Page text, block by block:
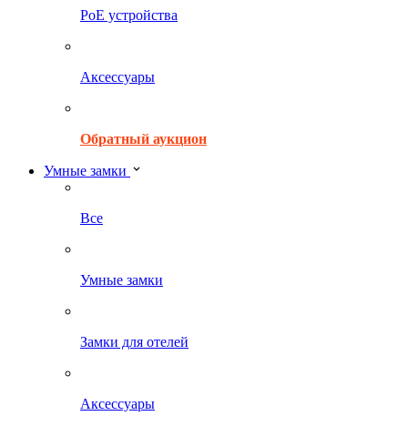
PoE устройства
Аксессуары
Обратный аукцион
Умные замки
Все
Умные замки
Замки для отелей
Аксессуары